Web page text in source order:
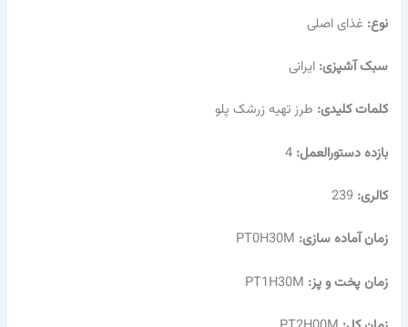
نوع: غذای اصلی
سبک آشپزی:ایرانی
کلمات کلیدی: طرز تهیه زرشک پلو
بازده دستورالعمل:4
کالری:239
زمان آماده سازی: PT0H30M
زمان پخت و پز: PT1H30M